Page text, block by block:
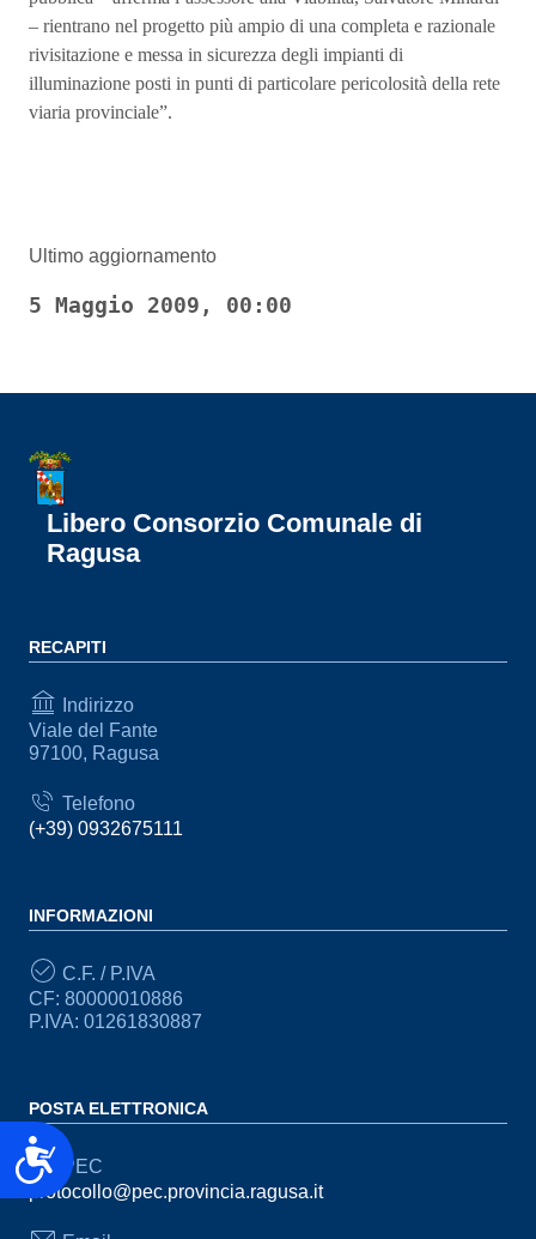
Accessibilità
– rientrano nel progetto più ampio di una completa e razionale
rivisitazione e messa in sicurezza degli impianti di
illuminazione posti in punti di particolare pericolosità della rete
viaria provinciale”.
Ultimo aggiornamento
5 Maggio 2009, 00:00
Libero Consorzio Comunale di
Ragusa
RECAPITI
Indirizzo
Viale del Fante
97100, Ragusa
Telefono
(+39) 0932675111
INFORMAZIONI
C.F. / P.IVA
CF: 80000010886
P.IVA: 01261830887
POSTA ELETTRONICA
PEC
protocollo@pec.provincia.ragusa.it